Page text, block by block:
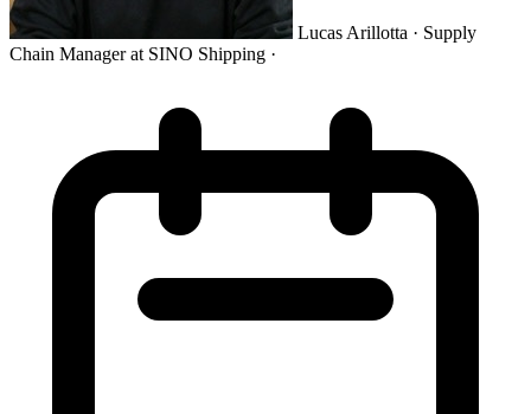
Lucas Arillotta · Supply
Chain Manager at SINO Shipping ·